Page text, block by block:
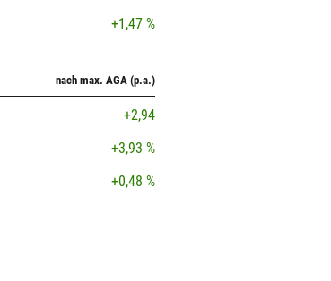
+1,47 %
nach max. AGA (p.a.)
+2,94
+3,93 %
+0,48 %